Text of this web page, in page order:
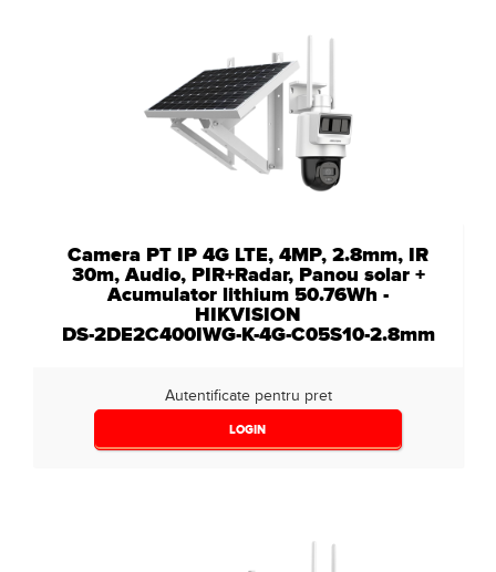
Camera PT IP 4G LTE, 4MP, 2.8mm, IR
30m, Audio, PIR+Radar, Panou solar +
Acumulator lithium 50.76Wh -
HIKVISION
DS-2DE2C400IWG-K-4G-C05S10-2.8mm
Autentificate pentru pret
LOGIN